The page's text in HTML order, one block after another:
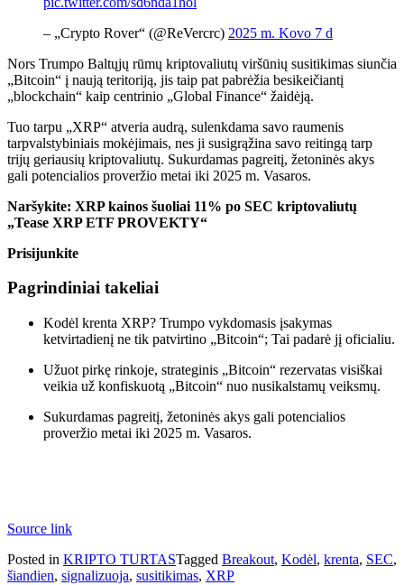
– „Crypto Rover“ (@ReVercrc) 2025 m. Kovo 7 d
Nors Trumpo Baltųjų rūmų kriptovaliutų viršūnių susitikimas siunčia
„Bitcoin“ į naują teritoriją, jis taip pat pabrėžia besikeičiantį
„blockchain“ kaip centrinio „Global Finance“ žaidėją.
Tuo tarpu „XRP“ atveria audrą, sulenkdama savo raumenis
tarpvalstybiniais mokėjimais, nes ji susigrąžina savo reitingą tarp
trijų geriausių kriptovaliutų. Sukurdamas pagreitį, žetoninės akys
gali potencialios proveržio metai iki 2025 m. Vasaros.
Naršykite: XRP kainos šuoliai 11% po SEC kriptovaliutų
„Tease XRP ETF PROVEKTY“
Prisijunkite
Pagrindiniai takeliai
Kodėl krenta XRP? Trumpo vykdomasis įsakymas
ketvirtadienį ne tik patvirtino „Bitcoin“; Tai padarė jį oficialiu.
Užuot pirkę rinkoje, strateginis „Bitcoin“ rezervatas visiškai
veikia už konfiskuotą „Bitcoin“ nuo nusikalstamų veiksmų.
Sukurdamas pagreitį, žetoninės akys gali potencialios
proveržio metai iki 2025 m. Vasaros.
Source link
Posted in KRIPTO TURTASTagged Breakout, Kodėl, krenta, SEC,
šiandien, signalizuoja, susitikimas, XRP